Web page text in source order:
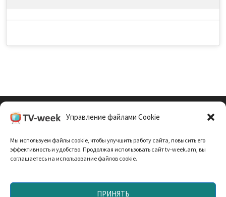
Управление файлами Cookie
Мы используем файлы cookie, чтобы улучшить работу сайта, повысить его
эффективность и удобство. Продолжая использовать сайт tv-week.am, вы
соглашаетесь на использование файлов cookie.
ПРИНЯТЬ
Политика Конфиденциальности